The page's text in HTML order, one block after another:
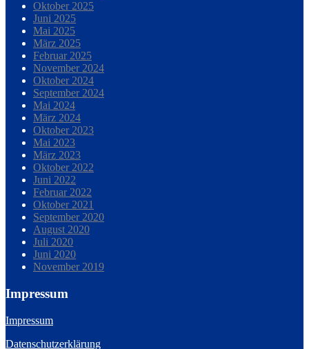
Oktober 2025
Juni 2025
Mai 2025
März 2025
Februar 2025
November 2024
Oktober 2024
September 2024
Mai 2024
März 2024
Oktober 2023
Mai 2023
März 2023
Oktober 2022
Juni 2022
Februar 2022
Oktober 2021
September 2020
August 2020
Juli 2020
Juni 2020
November 2019
Impressum
Impressum
Datenschutzerklärung